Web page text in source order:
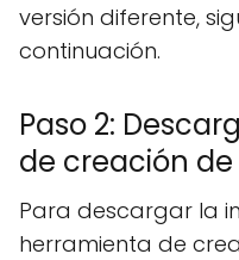
versión diferente,
continuación.
Paso 2:
de creación
Para descargar la
herramienta de